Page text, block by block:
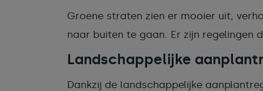
Groene straten zien er mooier uit,
naar buiten te gaan. Er zijn regelingen
Landschappelijke
Dankzij de landschappelijke